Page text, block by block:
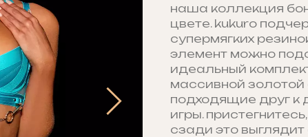
наша коллекция
цвете. kukuro
супермягких
элемент можно
идеальный
массивной
подходящие друг к
игры.
сзади это